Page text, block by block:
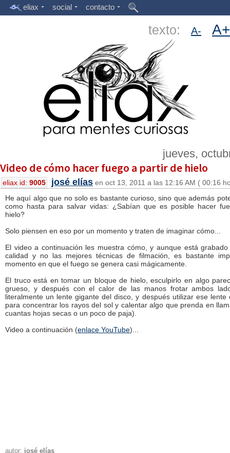
eliax social contacto
texto: A- A+
jueves,
Video de cómo hacer fuego a partir de hielo
eliax id: 9005 josé elías en oct 13, 2011 a las 12:16 AM ( 00:16
He aquí algo que no solo es bastante curioso, sino que además
como hasta para salvar vidas: ¿Sabían que es posible hacer
hielo?
Solo piensen en eso por un momento y traten de imaginar cómo...
El video a continuación les muestra cómo, y aunque está
calidad y no las mejores técnicas de filmación, es bastante
momento en que el fuego se genera casi mágicamente.
El truco está en tomar un bloque de hielo, esculpirlo en algo
grueso, y después con el calor de las manos frotar ambos
literalmente un lente gigante del disco, y después utilizar ese lente
para concentrar los rayos del sol y calentar algo que prenda en
cuantas hojas secas o un poco de paja).
Video a continuación (enlace YouTube)...
autor: josé elías